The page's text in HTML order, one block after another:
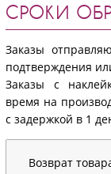
СРОКИ
Заказы
подтверждения
Заказы с
время на
с задержкой в 1
Возврат